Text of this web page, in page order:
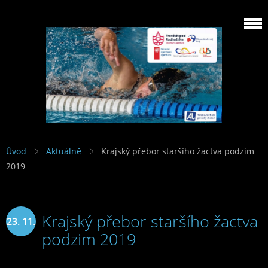
Úvod Aktuálně
Krajský přebor staršího žactva podzim
2019
23. 11. Krajský přebor staršího žactva
podzim 2019